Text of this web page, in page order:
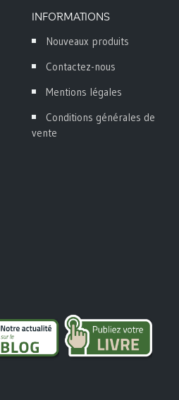
INFORMATIONS
Nouveaux produits
Contactez-nous
Mentions légales
Conditions générales de
vente